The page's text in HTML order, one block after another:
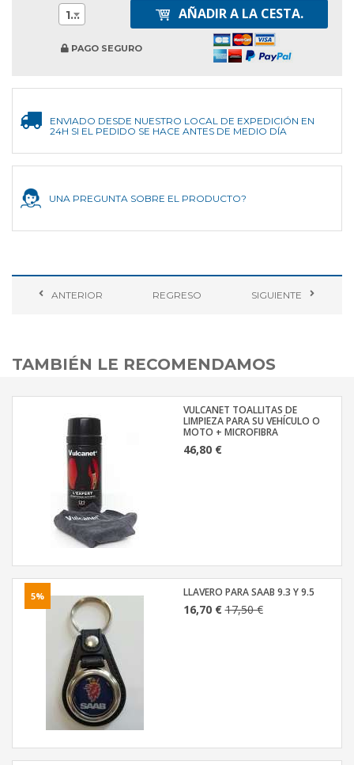
1 AÑADIR A LA CESTA.
PAGO SEGURO
ENVIADO DESDE NUESTRO LOCAL DE EXPEDICIÓN EN
24H SI EL PEDIDO SE HACE ANTES DE MEDIO DÍA
UNA PREGUNTA SOBRE EL PRODUCTO?
ANTERIOR REGRESO SIGUIENTE
TAMBIÉN LE RECOMENDAMOS
VULCANET TOALLITAS DE
LIMPIEZA PARA SU VEHÍCULO O
MOTO + MICROFIBRA
46,80 €
5% LLAVERO PARA SAAB 9.3 Y 9.5
16,70 €17,50 €